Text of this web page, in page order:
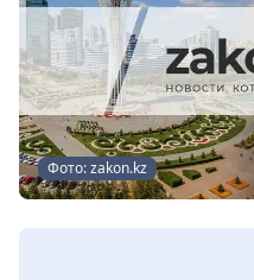
Фото: zakon.kz